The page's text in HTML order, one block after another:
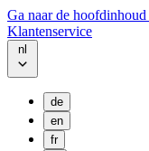
Ga naar de hoofdinhoud
Klantenservice
nl
de
en
fr